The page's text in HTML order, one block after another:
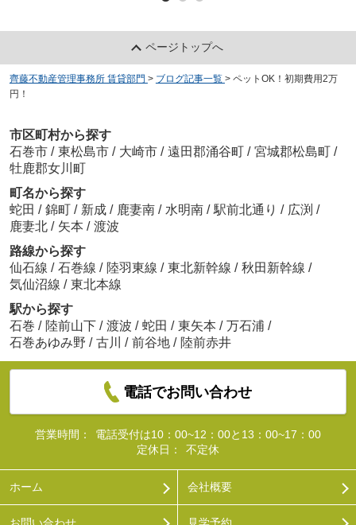
ページトップへ
齊藤不動産管理事務所 賃貸部門 > ブログ記事一覧 > ペットOK！初期費用2万
円！
市区町村から探す
石巻市 / 東松島市 / 大崎市 / 遠田郡涌谷町 / 宮城郡松島町 /
牡鹿郡女川町
町名から探す
蛇田 / 錦町 / 新成 / 鹿妻南 / 水明南 / 駅前北通り / 広渕 /
鹿妻北 / 矢本 / 渡波
路線から探す
仙石線 / 石巻線 / 陸羽東線 / 東北新幹線 / 秋田新幹線 /
気仙沼線 / 東北本線
駅から探す
石巻 / 陸前山下 / 渡波 / 蛇田 / 東矢本 / 万石浦 /
石巻あゆみ野 / 古川 / 前谷地 / 陸前赤井
電話でお問い合わせ
営業時間：
電話受付は10：00~12：00と13：00~17：00
定休日：
不定休
ホーム 会社概要
お問い合わせ 見学予約